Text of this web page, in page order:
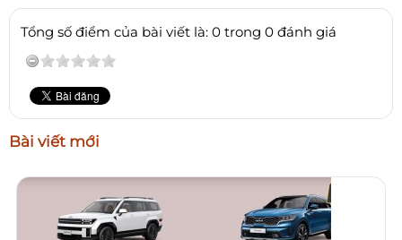
Tổng số điểm của bài viết là: 0 trong 0 đánh giá
Bài viết mới